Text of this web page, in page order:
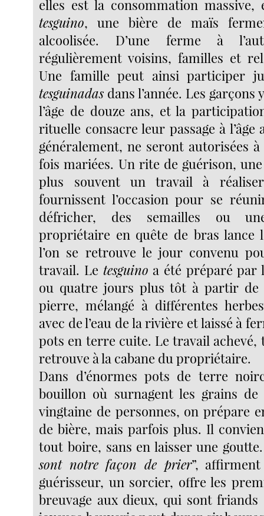
elles est la consommation
tesguino, une bière de maïs
alcoolisée. D’une ferme à
régulièrement voisins, familles et
Une famille peut ainsi participer
tesguinadas dans l’année. Les garçons
l’âge de douze ans, et la
rituelle consacre leur passage à
généralement, ne seront autorisées à
fois mariées. Un rite de guérison,
plus souvent un travail à réaliser
fournissent l’occasion pour se
défricher, des semailles ou
propriétaire en quête de bras lance
l’on se retrouve le jour convenu
travail. Le tesguino a été préparé par
ou quatre jours plus tôt à partir de
pierre, mélangé à différentes
avec de l’eau de la rivière et laissé à
pots en terre cuite. Le travail achevé,
retrouve à la cabane du propriétaire.
Dans d’énormes pots de terre
bouillon où surnagent les grains
vingtaine de personnes, on prépare
de bière, mais parfois plus. Il
tout boire, sans en laisser une
sont notre façon de prier”,
guérisseur, un sorcier, offre les
breuvage aux dieux, qui sont